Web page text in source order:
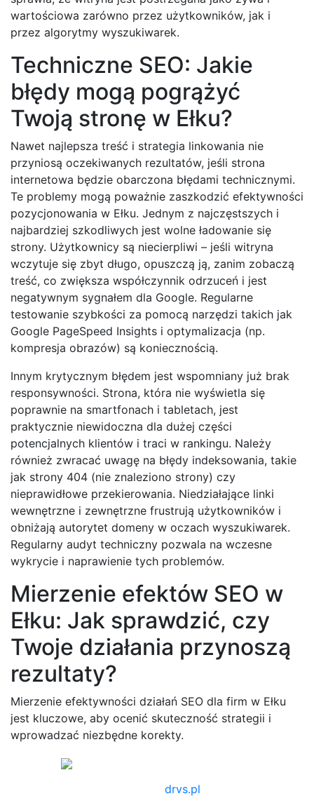
wartościowa zarówno przez użytkowników, jak i
przez algorytmy wyszukiwarek.
Techniczne SEO: Jakie
błędy mogą pogrążyć
Twoją stronę w Ełku?
Nawet najlepsza treść i strategia linkowania nie
przyniosą oczekiwanych rezultatów, jeśli strona
internetowa będzie obarczona błędami technicznymi.
Te problemy mogą poważnie zaszkodzić efektywności
pozycjonowania w Ełku. Jednym z najczęstszych i
najbardziej szkodliwych jest wolne ładowanie się
strony. Użytkownicy są niecierpliwi – jeśli witryna
wczytuje się zbyt długo, opuszczą ją, zanim zobaczą
treść, co zwiększa współczynnik odrzuceń i jest
negatywnym sygnałem dla Google. Regularne
testowanie szybkości za pomocą narzędzi takich jak
Google PageSpeed Insights i optymalizacja (np.
kompresja obrazów) są koniecznością.
Innym krytycznym błędem jest wspomniany już brak
responsywności. Strona, która nie wyświetla się
poprawnie na smartfonach i tabletach, jest
praktycznie niewidoczna dla dużej części
potencjalnych klientów i traci w rankingu. Należy
również zwracać uwagę na błędy indeksowania, takie
jak strony 404 (nie znaleziono strony) czy
nieprawidłowe przekierowania. Niedziałające linki
wewnętrzne i zewnętrzne frustrują użytkowników i
obniżają autorytet domeny w oczach wyszukiwarek.
Regularny audyt techniczny pozwala na wczesne
wykrycie i naprawienie tych problemów.
Mierzenie efektów SEO w
Ełku: Jak sprawdzić, czy
Twoje działania przynoszą
rezultaty?
Mierzenie efektywności działań SEO dla firm w Ełku
jest kluczowe, aby ocenić skuteczność strategii i
wprowadzać niezbędne korekty.
drvs.pl